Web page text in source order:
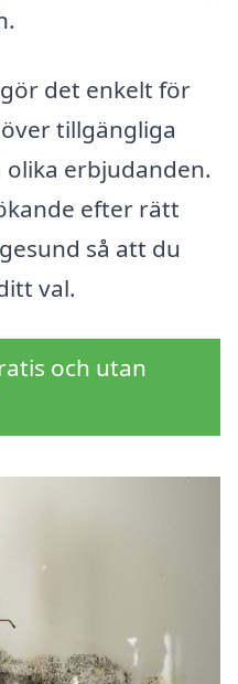
det enkelt för
tillgängliga
erbjudanden.
efter rätt
så att du
val.
och utan